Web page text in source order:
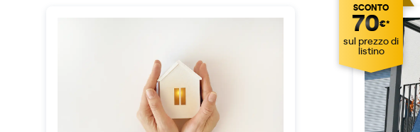
SCONTO
70€*
sul prezzo di
listino